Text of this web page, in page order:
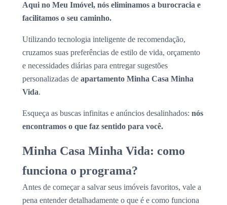
Aqui no Meu Imóvel, nós eliminamos a burocracia e
facilitamos o seu caminho.
Utilizando tecnologia inteligente de recomendação,
cruzamos suas preferências de estilo de vida, orçamento
e necessidades diárias para entregar sugestões
personalizadas de apartamento Minha Casa Minha
Vida.
Esqueça as buscas infinitas e anúncios desalinhados: nós
encontramos o que faz sentido para você.
Minha Casa Minha Vida: como
funciona o programa?
Antes de começar a salvar seus imóveis favoritos, vale a
pena entender detalhadamente o que é e como funciona